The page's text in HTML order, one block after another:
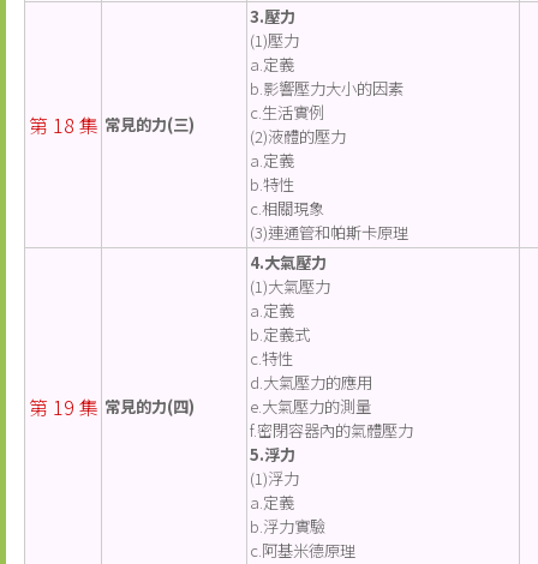
第 18 集 常見的力(三)
3.壓力
(1)壓力
a.定義
b.影響壓力大小的因素
c.生活實例
(2)液體的壓力
a.定義
b.特性
c.相關現象
(3)連通管和帕斯卡原理
第 19 集 常見的力(四)
4.大氣壓力
(1)大氣壓力
a.定義
b.定義式
c.特性
d.大氣壓力的應用
e.大氣壓力的測量
f.密閉容器內的氣體壓力
5.浮力
(1)浮力
a.定義
b.浮力實驗
c.阿基米德原理